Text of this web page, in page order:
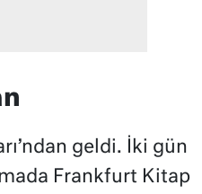
geldi. İki gün
Frankfurt Kitap